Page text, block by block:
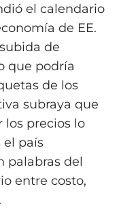
el calendario
de EE.
de
que podría
de los
subraya que
precios lo
el país
palabras del
entre costo,